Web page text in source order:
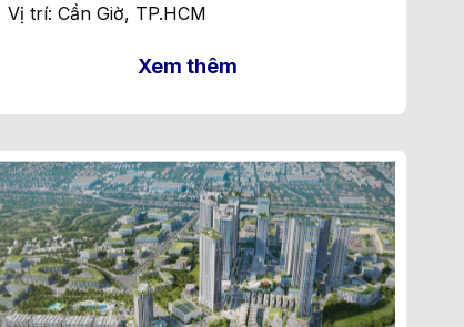
Vị trí: Cần Giờ, TP.HCM
Xem thêm